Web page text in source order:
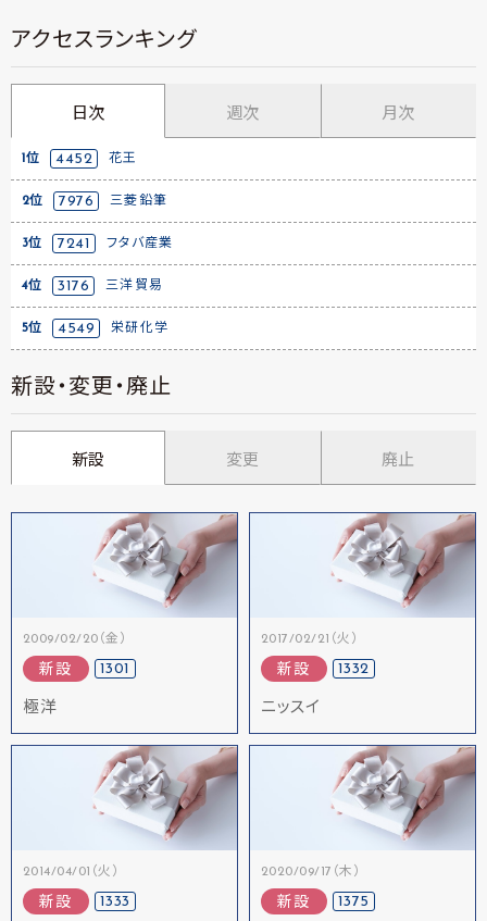
アクセスランキング
日次 週次 月次
1位 4452 花王
2位 7976 三菱鉛筆
3位 7241 フタバ産業
4位 3176 三洋貿易
5位 4549 栄研化学
新設・変更・廃止
新設 変更 廃止
2009/02/20（金）
新設 1301
極洋
2017/02/21（火）
新設 1332
ニッスイ
2014/04/01（火）
新設 1333
2020/09/17（木）
新設 1375